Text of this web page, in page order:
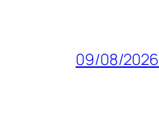
09/08/2026